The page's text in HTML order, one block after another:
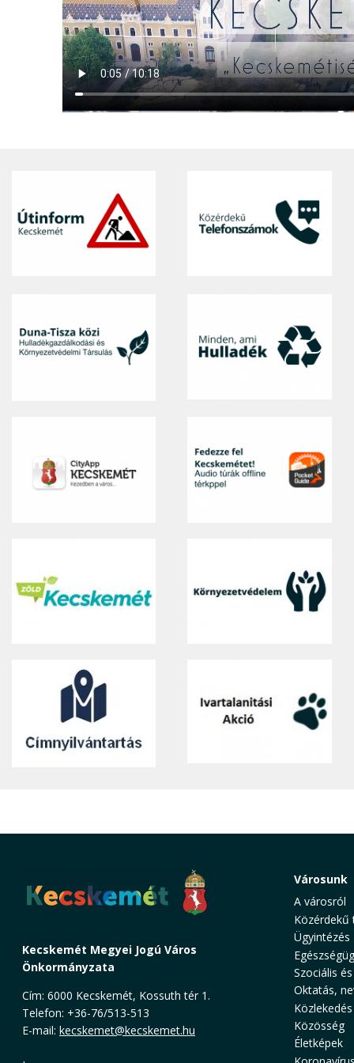
Kecskemét Megyei Jogú Város
Önkormányzata
Cím: 6000 Kecskemét, Kossuth tér 1.
Telefon: +36-76/513-513
E-mail: kecskemet@kecskemet.hu
Városunk
A városról
Közérdekű
Ügyintézés
Szociális
Oktatás,
Közlekedés
Közösség
Életképek